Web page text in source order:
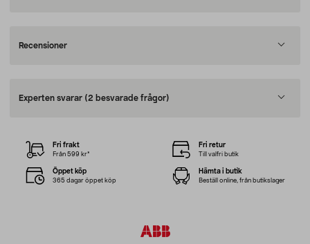
Recensioner
Experten svarar (2 besvarade frågor)
Fri frakt
Från 599 kr*
Fri retur
Till valfri butik
Öppet köp
365 dagar öppet köp
Hämta i butik
Beställ online, från butikslager